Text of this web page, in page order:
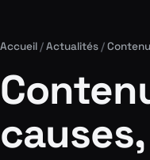
Accueil /Actualités /